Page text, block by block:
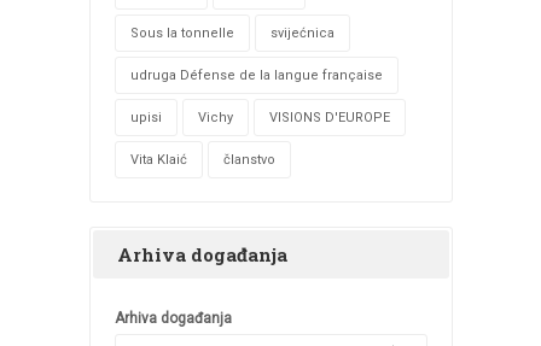
Sous la tonnelle svijećnica
udruga Défense de la langue française
upisi Vichy VISIONS D'EUROPE
Vita Klaić članstvo
Arhiva događanja
Arhiva događanja